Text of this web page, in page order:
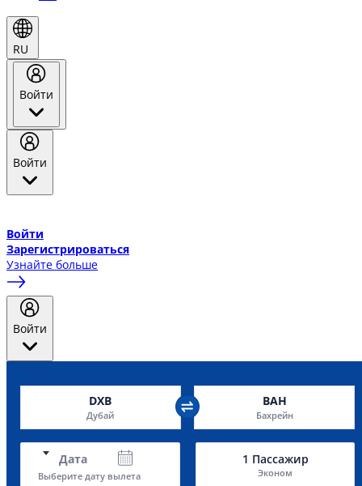
RU
Войти
Войти
Войти
Зарегистрироваться
Узнайте больше
Войти
DXB
Дубай
BAH
Бахрейн
Дата
Выберите дату вылета
1 Пассажир
Эконом